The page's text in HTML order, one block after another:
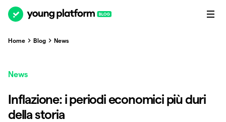
Home Blog News
News
Inflazione: i periodi economici più duri
della storia